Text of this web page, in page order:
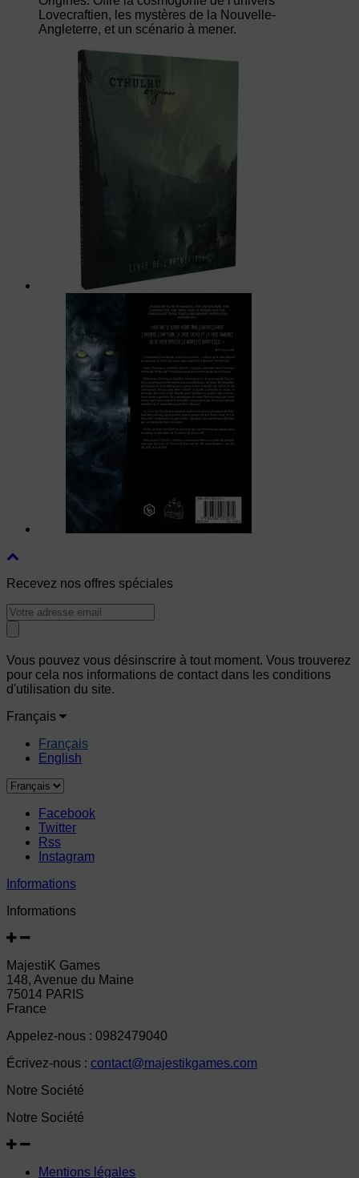
Lovecraftien, les mystères de la Nouvelle-
Angleterre, et un scénario à mener.
Recevez nos offres spéciales
Vous pouvez vous désinscrire à tout moment. Vous trouverez
pour cela nos informations de contact dans les conditions
d'utilisation du site.
Français
Français
English
Facebook
Twitter
Rss
Instagram
Informations
Informations
MajestiK Games
148, Avenue du Maine
75014 PARIS
France
Appelez-nous : 0982479040
Écrivez-nous : contact@majestikgames.com
Notre Société
Notre Société
Mentions légales